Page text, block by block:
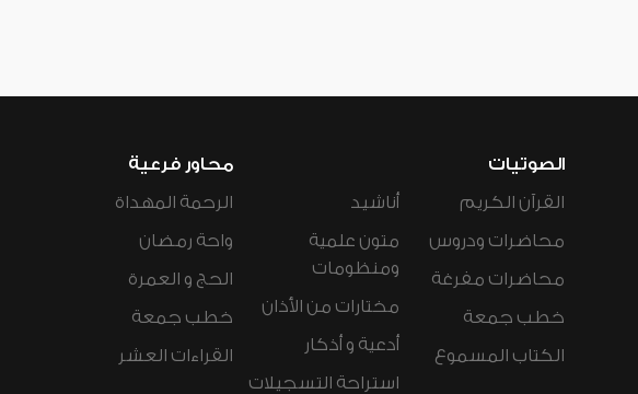
الصوتيات
القرآن الكريم
محاضرات ودروس
محاضرات مفرغة
خطب جمعة
الكتاب المسموع
أناشيد
متون علمية
ومنظومات
مختارات من الأذان
أدعية و أذكار
استراحة التسجيلات
محاور فرعية
الرحمة المهداة
واحة رمضان
الحج و العمرة
خطب جمعة
القراءات العشر